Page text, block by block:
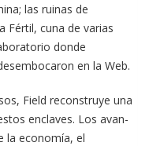
las ruinas de
Fértil, cuna de varias
donde
en la Web.
Field reconstruye una
enclaves. Los avan­
la economía, el